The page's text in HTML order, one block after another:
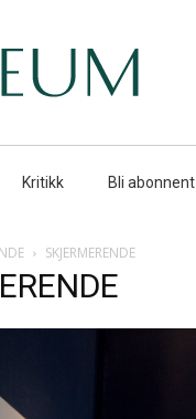
Kritikk Bli abonnent
SKJERMERENDE